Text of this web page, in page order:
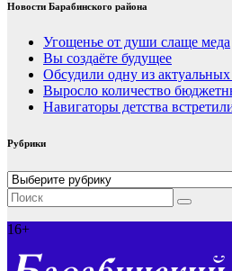
Новости Барабинского района
Угощенье от души слаще меда
Вы создаёте будущее
Обсудили одну из
Выросло количество
Навигаторы детства
Рубрики
Рубрики
16+